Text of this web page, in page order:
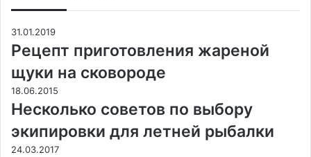
31.01.2019
Рецепт приготовления жареной
щуки на сковороде
18.06.2015
Несколько советов по выбору
экипировки для летней рыбалки
24.03.2017